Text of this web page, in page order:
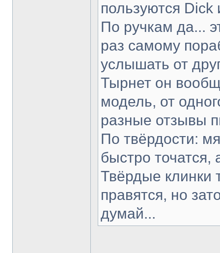
пользуются Dick
По ручкам да...
раз самому
услышать от
Тырнет он
модель, от
разные отзывы
По твёрдости:
быстро точатся,
Твёрдые клинки
правятся, но
думай...